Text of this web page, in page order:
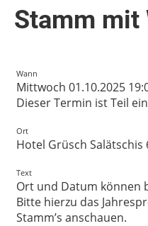
Stamm mit
Wann
Mittwoch 01.10.2025
Dieser Termin ist Teil
Ort
Hotel Grüsch Salätschis
Text
Ort und Datum können
Bitte hierzu das
Stamm’s anschauen.